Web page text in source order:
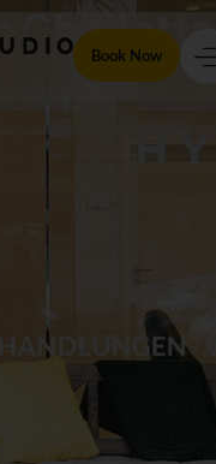
Book Now